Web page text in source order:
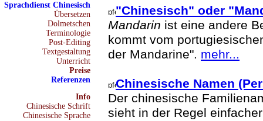
Sprachdienst Chinesisch
Übersetzen
Dolmetschen
Terminologie
Post-Editing
Textgestaltung
Unterricht
Preise
Referenzen
Info
Chinesische Schrift
Chinesische Sprache
"Chinesisch" oder
Mandarin ist eine andere
kommt vom
der Mandarine". mehr...
Chinesische Namen
Der chinesische
sieht in der Regel